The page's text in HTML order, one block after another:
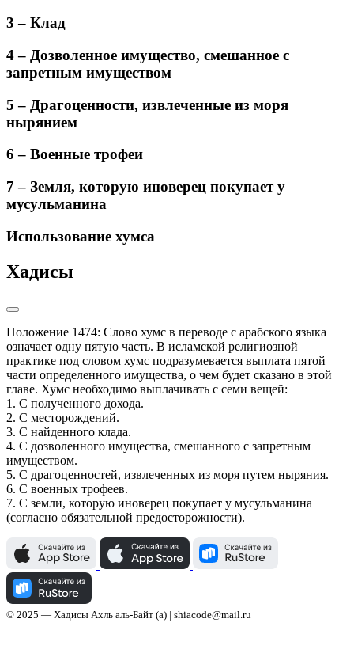
3 – Клад
4 – Дозволенное имущество, смешанное с
запретным имуществом
5 – Драгоценности, извлеченные из моря
нырянием
6 – Военные трофеи
7 – Земля, которую иноверец покупает у
мусульманина
Использование хумса
Хадисы
Положение 1474: Слово хумс в переводе с арабского языка
означает одну пятую часть. В исламской религиозной
практике под словом хумс подразумевается выплата пятой
части определенного имущества, о чем будет сказано в этой
главе. Хумс необходимо выплачивать с семи вещей:
1. С полученного дохода.
2. С месторождений.
3. С найденного клада.
4. С дозволенного имущества, смешанного с запретным
имуществом.
5. С драгоценностей, извлеченных из моря путем ныряния.
6. С военных трофеев.
7. С земли, которую иноверец покупает у мусульманина
(согласно обязательной предосторожности).
© 2025 — Хадисы Ахль аль-Байт (а) | shiacode@mail.ru